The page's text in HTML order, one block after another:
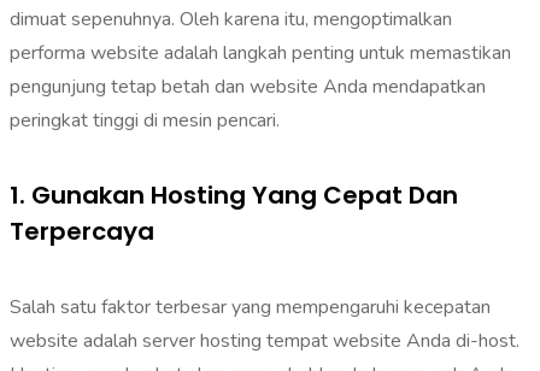
dimuat sepenuhnya. Oleh karena itu, mengoptimalkan
performa website adalah langkah penting untuk memastikan
pengunjung tetap betah dan website Anda mendapatkan
peringkat tinggi di mesin pencari.
1. Gunakan Hosting Yang Cepat Dan
Terpercaya
Salah satu faktor terbesar yang mempengaruhi kecepatan
website adalah server hosting tempat website Anda di-host.